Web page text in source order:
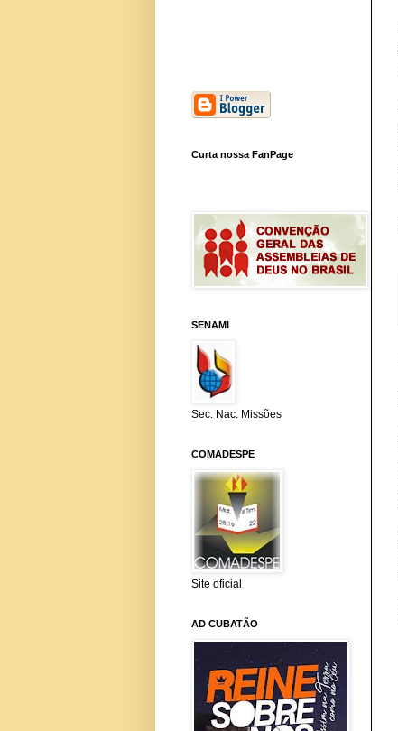
Curta nossa FanPage
SENAMI
Sec. Nac. Missões
COMADESPE
Site oficial
AD CUBATÃO